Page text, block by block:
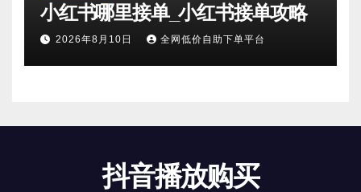
小红书哪里接单_小红书接单攻略
2026年8月10日 全网低价自助下单平台
抖音播放购买